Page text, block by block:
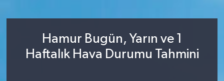
Hamur Bugün, Yarın ve 1
Haftalık Hava Durumu Tahmini
Eğitim